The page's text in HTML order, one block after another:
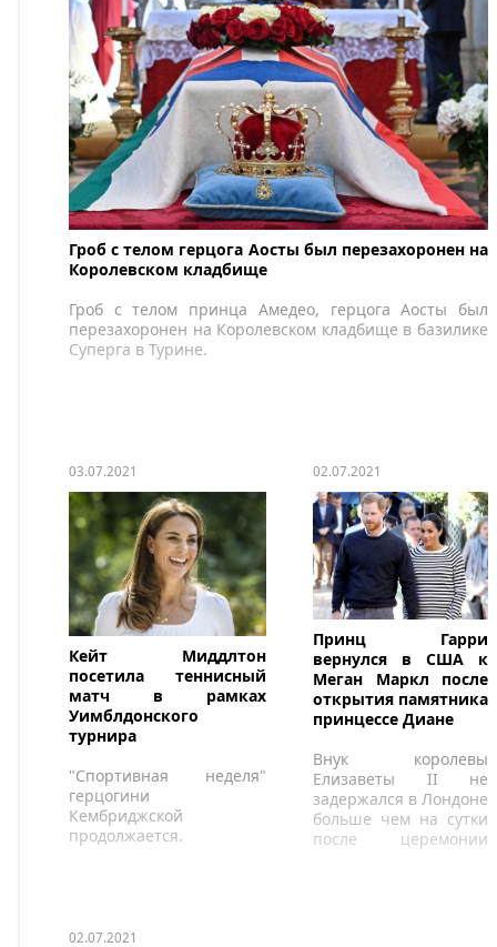
Гроб с телом герцога Аосты был перезахоронен на
Королевском кладбище
Гроб с телом принца Амедео, герцога Аосты был
перезахоронен на Королевском кладбище в базилике
Суперга в Турине.
03.07.2021
Кейт Миддлтон
посетила теннисный
матч в рамках
Уимблдонского
турнира
"Спортивная неделя"
герцогини
Кембриджской
продолжается.
02.07.2021
Принц Гарри
вернулся в США к
Меган Маркл после
открытия памятника
принцессе Диане
Внук королевы
Елизаветы II не
задержался в Лондоне
больше чем на сутки
после церемонии
02.07.2021